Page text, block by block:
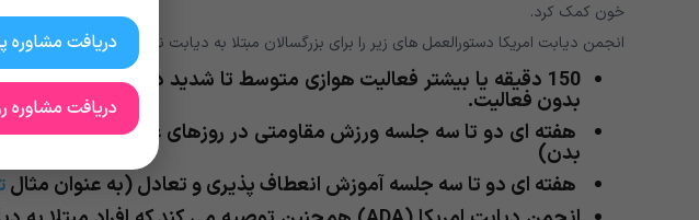
خون کمک کرد.
انجمن دیابت امریکا دستورالعمل های زیر را برای بزرگسالان مبتلا به دیابت نوع 2 توصیه می کند:
150 دقیقه یا بیشتر فعالیت هوازی متوسط ​​تا شدید در هفته، حداقل
بدون فعالیت.
هفته ای دو تا سه جلسه ورزش مقاومتی در روزهای غیر مرتبط (به عنوان
بدن)
هفته ای دو تا سه جلسه آموزش انعطاف پذیری و تعادل (به عنوان مثال
دریافت مشاوره
دریافت مشاوره